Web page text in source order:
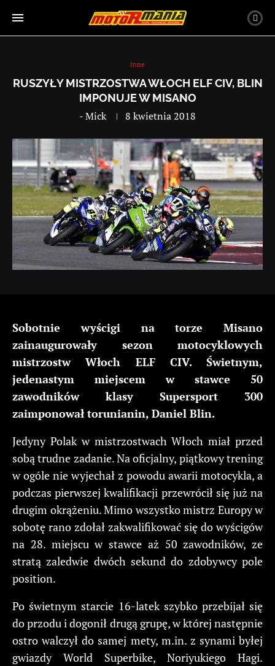
Inne
RUSZYŁY MISTRZOSTWA WŁOCH ELF CIV, BLIN
IMPONUJE W MISANO
-Mick 8 kwietnia 2018
Sobotnie wyścigi na torze Misano
zainaugurowały sezon motocyklowych
mistrzostw Włoch ELF CIV. Świetnym,
jedenastym miejscem w stawce 50
zawodników klasy Supersport 300
zaimponował torunianin, Daniel Blin.
Jedyny Polak w mistrzostwach Włoch miał przed
sobą trudne zadanie. Na oficjalny, piątkowy trening
w ogóle nie wyjechał z powodu awarii motocykla, a
podczas pierwszej kwalifikacji przewrócił się już na
drugim okrążeniu. Mimo wszystko mistrz Europy w
sobotę rano zdołał zakwalifikować się do wyścigów
na 28. miejscu w stawce aż 50 zawodników, ze
stratą zaledwie dwóch sekund do zdobywcy pole
position.
Po świetnym starcie 16-latek szybko przebijał się
do przodu i dogonił drugą grupę, w której następnie
ostro walczył do samej mety, m.in. z synami byłej
gwiazdy World Superbike, Noriyukiego Hagi.